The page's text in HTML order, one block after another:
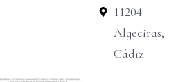
11204
Algeciras,
Cádiz